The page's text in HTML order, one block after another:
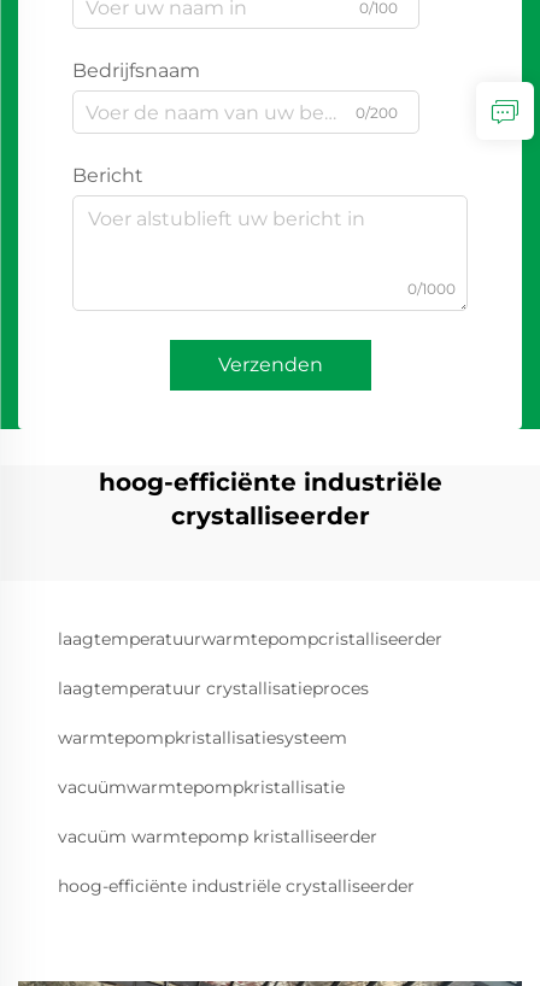
0/100
Bedrijfsnaam
0/200
Bericht
0/1000
Verzenden
hoog-efficiënte industriële
crystalliseerder
laagtemperatuurwarmtepompcristalliseerder
laagtemperatuur crystallisatieproces
warmtepompkristallisatiesysteem
vacuümwarmtepompkristallisatie
vacuüm warmtepomp kristalliseerder
hoog-efficiënte industriële crystalliseerder